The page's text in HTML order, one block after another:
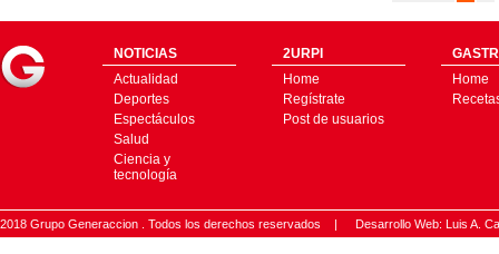
NOTICIAS
Actualidad
Deportes
Espectáculos
Salud
Ciencia y
tecnología
2URPI
Home
Regístrate
Post de usuarios
Home
2018 Grupo Generaccion . Todos los derechos reservados | Desarrollo Web: Luis